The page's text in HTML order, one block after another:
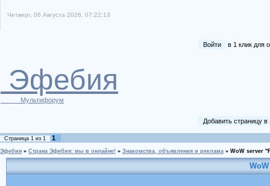
Четверг, 06 Августа 2026, 07:22:13
Войти в 1 клик для
Эфебия
Мультифорум
Добавить страницу
Страница 1 из 1 1
Эфебия » Страна Эфебия: мы в онлайне! » Знакомства, объявления и реклама » WoW server